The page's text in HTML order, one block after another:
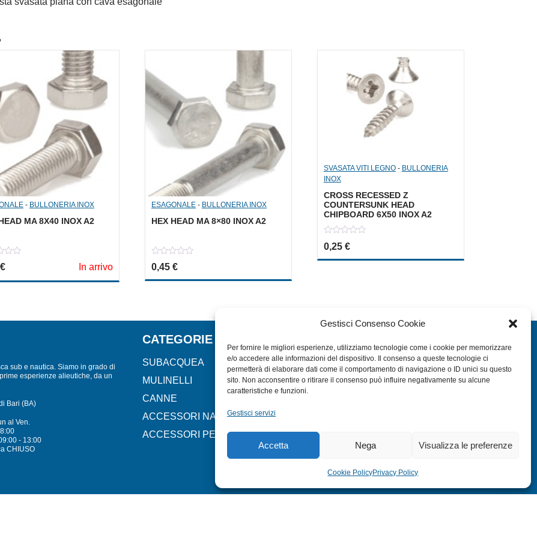
Gestisci Consenso Cookie
Per fornire le migliori esperienze, utilizziamo tecnologie come i cookie per memorizzare
e/o accedere alle informazioni del dispositivo. Il consenso a queste tecnologie ci
permetterà di elaborare dati come il comportamento di navigazione o ID unici su questo
sito. Non acconsentire o ritirare il consenso può influire negativamente su alcune
caratteristiche e funzioni.
Gestisci servizi
Accetta Nega Visualizza le preferenze
Cookie PolicyPrivacy Policy
- BULLONERIA INOX
MA 8X40 INOX A2
€ In arrivo
ESAGONALE- BULLONERIA INOX
HEX HEAD MA 8×80 INOX A2
0
out
of
0,45 €
SVASATA VITI LEGNO- BULLONERIA
INOX
CROSS RECESSED Z
COUNTERSUNK HEAD
CHIPBOARD 6X50 INOX A2
0
out
0,25 €
sub e nautica. Siamo in grado di
esperienze alieutiche, da un
Bari (BA)
al Ven.
- 13:00
CHIUSO
CATEGORIE
SUBACQUEA
MULINELLI
CANNE
ACCESSORI NAUTICI
ACCESSORI PESCA
HOME
SHOP
COOKIE POLICY (UE)
MODULO RESO